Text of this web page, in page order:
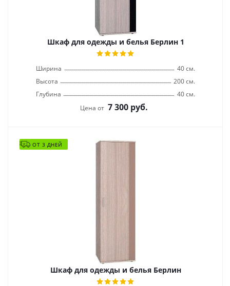
Шкаф для одежды и белья Берлин 1
Ширина
40 см.
Высота
200 см.
Глубина
40 см.
Цена от 7 300руб.
ОТ 3 ДНЕЙ
Шкаф для одежды и белья Берлин